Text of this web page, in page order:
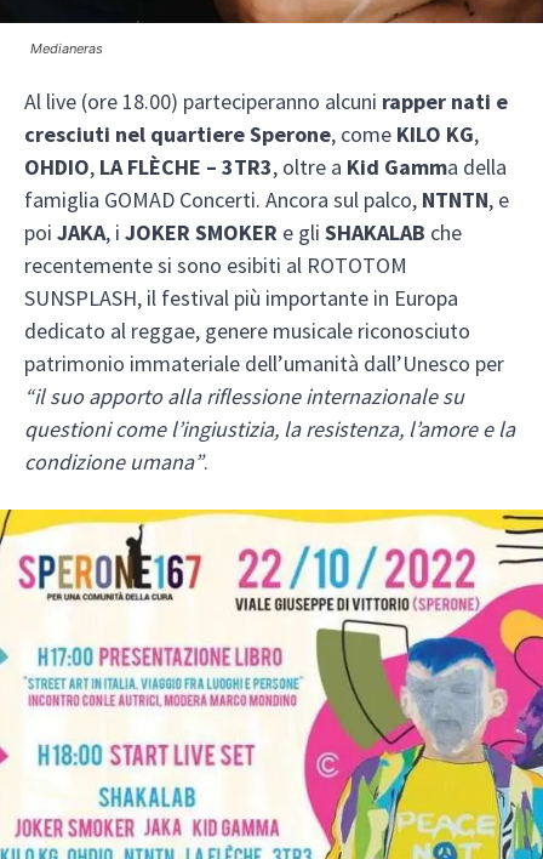
Medianeras
Al live (ore 18.00) parteciperanno alcuni rapper nati e
cresciuti nel quartiere Sperone, come KILO KG,
OHDIO, LA FLÈCHE – 3TR3, oltre a Kid Gamma della
famiglia GOMAD Concerti. Ancora sul palco, NTNTN, e
poi JAKA, i JOKER SMOKER e gli SHAKALAB che
recentemente si sono esibiti al ROTOTOM
SUNSPLASH, il festival più importante in Europa
dedicato al reggae, genere musicale riconosciuto
patrimonio immateriale dell’umanità dall’Unesco per
“il suo apporto alla riflessione internazionale su
questioni come l’ingiustizia, la resistenza, l’amore e la
condizione umana”.